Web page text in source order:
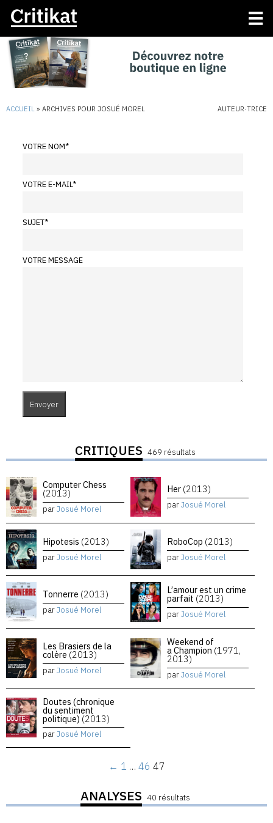
ACCUEIL » ARCHIVES POUR JOSUÉ MOREL AUTEUR·TRICE
VOTRE NOM*
VOTRE E-MAIL*
SUJET*
VOTRE MESSAGE
CRITIQUES 469 résultats
Computer Chess
(2013)
parJosué Morel
Her (2013)
parJosué Morel
Hipotesis (2013)
parJosué Morel
RoboCop (2013)
parJosué Morel
Tonnerre (2013)
parJosué Morel
L’amour est un crime
parfait (2013)
parJosué Morel
Les Brasiers de la
colère (2013)
parJosué Morel
Weekend of
a Champion (1971,
2013)
parJosué Morel
Doutes (chronique
du sentiment
politique) (2013)
parJosué Morel
← 1 … 46 47
ANALYSES 40 résultats